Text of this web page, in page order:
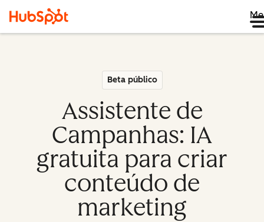
Beta público
Assistente de
Campanhas: IA
gratuita para criar
conteúdo de
marketing